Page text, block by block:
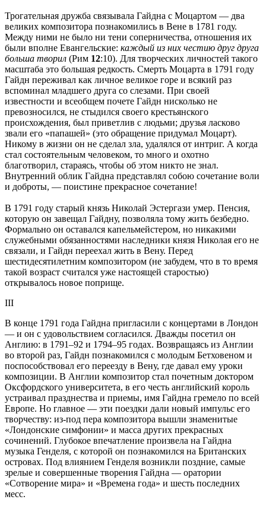
Трогательная дружба связывала Гайдна с Моцартом — два
великих композитора познакомились в Вене в 1781 году.
Между ними не было ни тени соперничества, отношения их
были вполне Евангельские: каждый из них честию друг друга
больша творил (Рим 12:10). Для творческих личностей такого
масштаба это большая редкость. Смерть Моцарта в 1791 году
Гайдн переживал как личное великое горе и всякий раз
вспоминал младшего друга со слезами. При своей
известности и всеобщем почете Гайдн нисколько не
превозносился, не стыдился своего крестьянского
происхождения, был приветлив с людьми; друзья ласково
звали его «папашей» (это обращение придумал Моцарт).
Никому в жизни он не сделал зла, удалялся от интриг. А когда
стал состоятельным человеком, то много и охотно
благотворил, стараясь, чтобы об этом никто не знал.
Внутренний облик Гайдна представлял собою сочетание воли
и доброты, — поистине прекрасное сочетание!
В 1791 году старый князь Николай Эстергази умер. Пенсия,
которую он завещал Гайдну, позволяла тому жить безбедно.
Формально он оставался капельмейстером, но никакими
служебными обязанностями наследники князя Николая его не
связали, и Гайдн переехал жить в Вену. Перед
шестидесятилетним композитором (не забудем, что в то время
такой возраст считался уже настоящей старостью)
открывалось новое поприще.
III
В конце 1791 года Гайдна пригласили с концертами в Лондон
— и он с удовольствием согласился. Дважды посетил он
Англию: в 1791–92 и 1794–95 годах. Возвращаясь из Англии
во второй раз, Гайдн познакомился с молодым Бетховеном и
поспособствовал его переезду в Вену, где давал ему уроки
композиции. В Англии композитор стал почетным доктором
Оксфордского университета, в его честь английский король
устраивал празднества и приемы, имя Гайдна гремело по всей
Европе. Но главное — эти поездки дали новый импульс его
творчеству: из-под пера композитора вышли знаменитые
«Лондонские симфонии» и масса других прекрасных
сочинений. Глубокое впечатление произвела на Гайдна
музыка Генделя, с которой он познакомился на Британских
островах. Под влиянием Генделя возникли поздние, самые
зрелые и совершенные творения Гайдна — оратории
«Сотворение мира» и «Времена года» и шесть последних
месс.